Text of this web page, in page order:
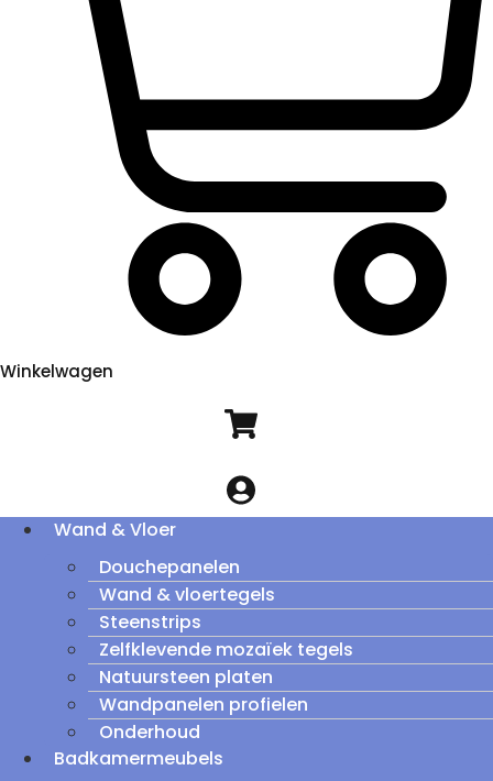
Winkelwagen
Wand & Vloer
Douchepanelen
Wand & vloertegels
Steenstrips
Zelfklevende mozaïek tegels
Natuursteen platen
Wandpanelen profielen
Onderhoud
Badkamermeubels